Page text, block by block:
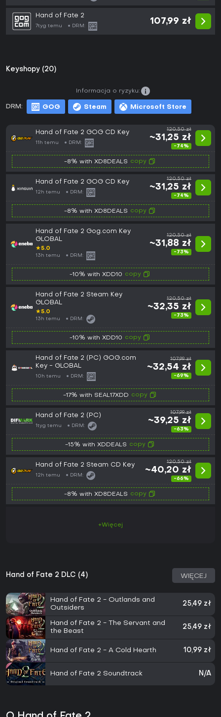
Hand of Fate 2
7tyg temu DRM:
107,99 zł
Keyshopy (20)
DRM: GOG Steam Microsoft Store
Informacja o ryzyku:
Hand of Fate 2 GOG CD Key
11h temu DRM:
120,50 zł
~31,25 zł
-74%
-8% with XD8DEALS copy
Hand of Fate 2 GOG CD Key
12h temu DRM:
120,50 zł
~31,25 zł
-74%
-8% with XD8DEALS copy
Hand of Fate 2 Gog.com Key
GLOBAL
★5.0
13h temu DRM:
120,50 zł
~31,88 zł
-73%
-10% with XDD10 copy
Hand of Fate 2 Steam Key
GLOBAL
★5.0
13h temu DRM:
120,50 zł
~32,35 zł
-73%
-10% with XDD10 copy
Hand of Fate 2 (PC) GOG.com
Key - GLOBAL
10h temu DRM:
107,99 zł
~32,54 zł
-69%
-17% with SEAL17XDD copy
Hand of Fate 2 (PC)
1tyg temu DRM:
107,99 zł
~39,25 zł
-63%
-15% with XDDEALS copy
Hand of Fate 2 Steam CD Key
12h temu DRM:
120,50 zł
~40,20 zł
-66%
-8% with XD8DEALS copy
+Więcej
Hand of Fate 2 DLC (4) WIĘCEJ
Hand of Fate 2 - Outlands and
Outsiders
25,49 zł
Hand of Fate 2 - The Servant and
the Beast
25,49 zł
Hand of Fate 2 - A Cold Hearth 10,99 zł
Hand of Fate 2 Soundtrack N/A